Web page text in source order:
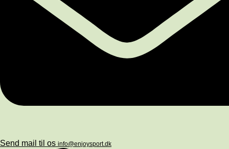
Send mail til os info@enjoysport.dk